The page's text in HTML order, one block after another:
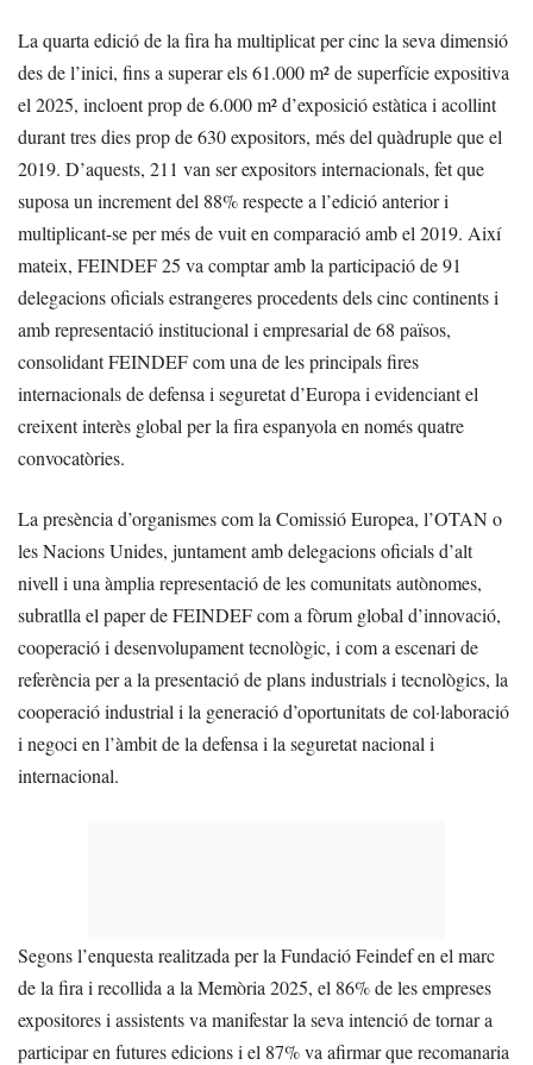
La quarta edició de la fira ha multiplicat per cinc la seva dimensió
des de l’inici, fins a superar els 61.000 m² de superfície expositiva
el 2025, incloent prop de 6.000 m² d’exposició estàtica i acollint
durant tres dies prop de 630 expositors, més del quàdruple que el
2019. D’aquests, 211 van ser expositors internacionals, fet que
suposa un increment del 88% respecte a l’edició anterior i
multiplicant-se per més de vuit en comparació amb el 2019. Així
mateix, FEINDEF 25 va comptar amb la participació de 91
delegacions oficials estrangeres procedents dels cinc continents i
amb representació institucional i empresarial de 68 països,
consolidant FEINDEF com una de les principals fires
internacionals de defensa i seguretat d’Europa i evidenciant el
creixent interès global per la fira espanyola en només quatre
convocatòries.
La presència d’organismes com la Comissió Europea, l’OTAN o
les Nacions Unides, juntament amb delegacions oficials d’alt
nivell i una àmplia representació de les comunitats autònomes,
subratlla el paper de FEINDEF com a fòrum global d’innovació,
cooperació i desenvolupament tecnològic, i com a escenari de
referència per a la presentació de plans industrials i tecnològics, la
cooperació industrial i la generació d’oportunitats de col·laboració
i negoci en l’àmbit de la defensa i la seguretat nacional i
internacional.
Segons l’enquesta realitzada per la Fundació Feindef en el marc
de la fira i recollida a la Memòria 2025, el 86% de les empreses
expositores i assistents va manifestar la seva intenció de tornar a
participar en futures edicions i el 87% va afirmar que recomanaria